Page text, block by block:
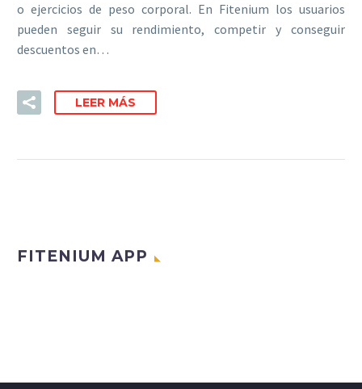
o ejercicios de peso corporal. En Fitenium los usuarios
pueden seguir su rendimiento, competir y conseguir
descuentos en…
LEER MÁS
FITENIUM APP